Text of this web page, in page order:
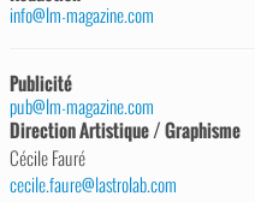
info@lm-magazine.com
Publicité
pub@lm-magazine.com
Direction Artistique / Graphisme
Cécile Fauré
cecile.faure@lastrolab.com